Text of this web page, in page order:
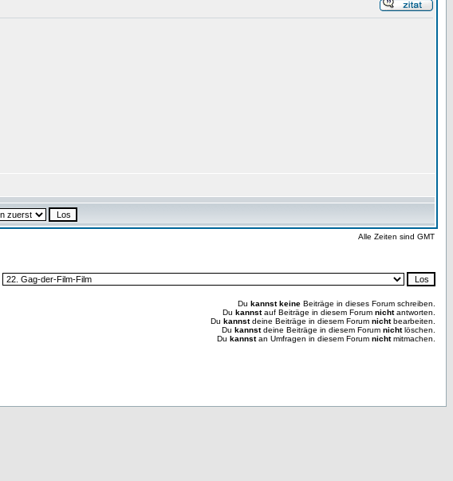
Alle Zeiten sind GMT
Du kannst keine Beiträge in dieses Forum schreiben.
Du kannstauf Beiträge in diesem Forum nichtantworten.
Du kannstdeine Beiträge in diesem Forum nichtbearbeiten.
Du kannstdeine Beiträge in diesem Forum nichtlöschen.
Du kannstan Umfragen in diesem Forum nichtmitmachen.